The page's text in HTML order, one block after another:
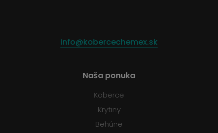
info@kobercechemex.sk
Naša ponuka
Koberce
Krytiny
Behúne